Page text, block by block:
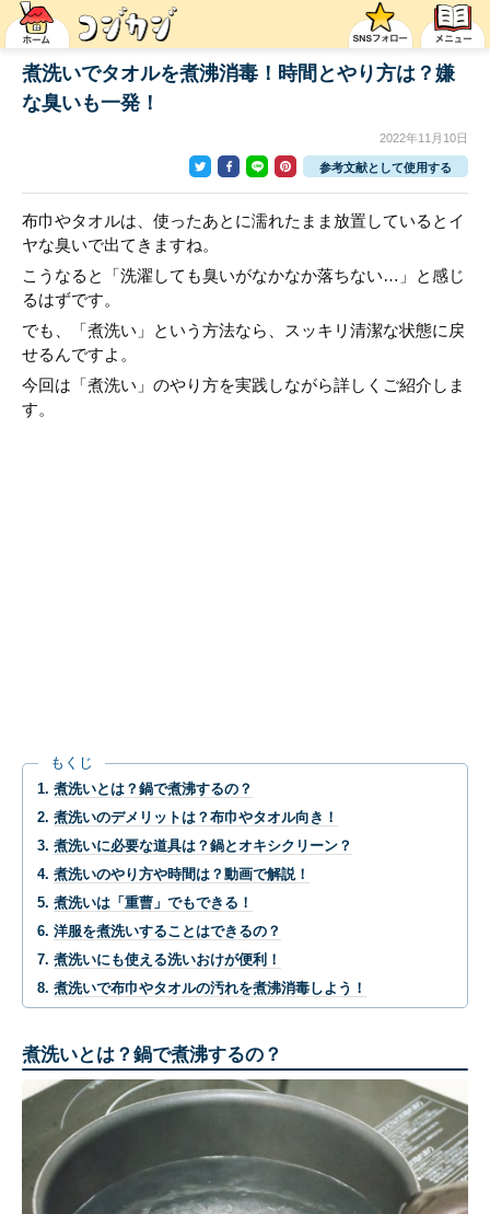
煮洗いでタオルを煮沸消毒！時間とやり方は？嫌
な臭いも一発！
2022年11月10日
参考文献として使用する
布巾やタオルは、使ったあとに濡れたまま放置しているとイ
ヤな臭いで出てきますね。
こうなると「洗濯しても臭いがなかなか落ちない…」と感じ
るはずです。
でも、「煮洗い」という方法なら、スッキリ清潔な状態に戻
せるんですよ。
今回は「煮洗い」のやり方を実践しながら詳しくご紹介しま
す。
もくじ
煮洗いとは？鍋で煮沸するの？
煮洗いのデメリットは？布巾やタオル向き！
煮洗いに必要な道具は？鍋とオキシクリーン？
煮洗いのやり方や時間は？動画で解説！
煮洗いは「重曹」でもできる！
洋服を煮洗いすることはできるの？
煮洗いにも使える洗いおけが便利！
煮洗いで布巾やタオルの汚れを煮沸消毒しよう！
煮洗いとは？鍋で煮沸するの？